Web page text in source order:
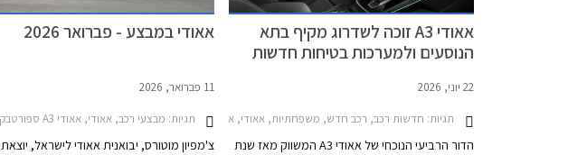
אאודי A3 זוכה לשדרוג מקיף בתא
הנוסעים ולמערכות בטיחות חדשות
22 יוני, 2026
תגיות: חדשות רכב, רכב חדש, משפחתיות, אאודי, אאודי A3 סדאן 2024-2026, אאודי A3 ספורטבק 2024-2026, אאודי RS3 ספורטבק 2024-2026, אאודי S3 סדאן 2024-2026, אאודי S3 ספורטבק 2024-2026אאודי RS3 סדאן 2024-2026
הדור הרביעי הנוכחי של אאודי A3 המשווק מאז שנת
אאודי במבצע - פברואר 2026
11 פברואר, 2026
תגיות: מבצעי רכב, אאודי, אאודי A3 ספורטבק 2024-2026אאודי A1 ספורטבק 2019-2026
צ'מפיון מוטורס, יבואנית אאודי לישראל, יוצאת